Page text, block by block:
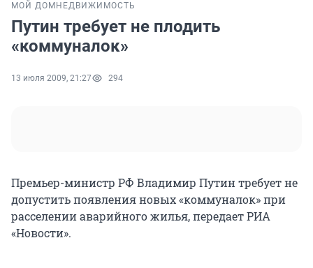
МОЙ ДОМ НЕДВИЖИМОСТЬ
Путин требует не плодить
«коммуналок»
13 июля 2009, 21:27 294
Премьер-министр РФ Владимир Путин требует не
допустить появления новых «коммуналок» при
расселении аварийного жилья, передает РИА
«Новости».